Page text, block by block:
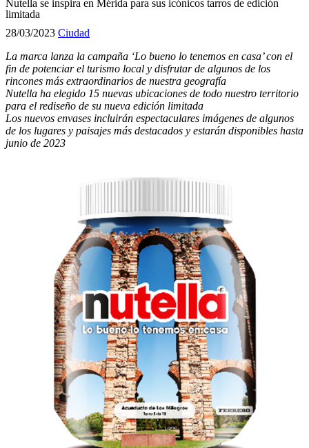
Nutella se inspira en Mérida para sus icónicos tarros de edición
limitada
28/03/2023 Ciudad
La marca lanza la campaña ‘Lo bueno lo tenemos en casa’ con el
fin de potenciar el turismo local y disfrutar de algunos de los
rincones más extraordinarios de nuestra geografía
Nutella ha elegido 15 nuevas ubicaciones de todo nuestro territorio
para el rediseño de su nueva edición limitada
Los nuevos envases incluirán espectaculares imágenes de algunos
de los lugares y paisajes más destacados y estarán disponibles hasta
junio de 2023